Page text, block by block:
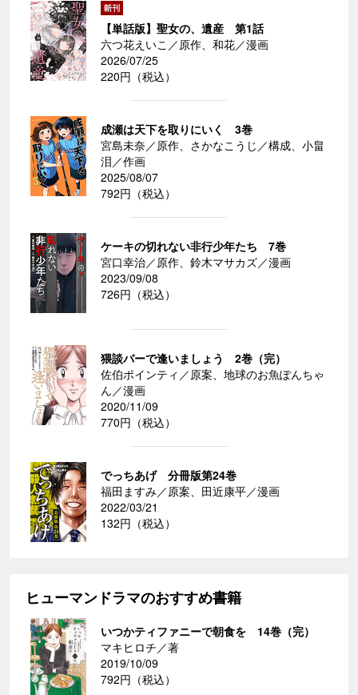
【単話版】聖女の、遺産 第1話
六つ花えいこ／原作、和花／漫画
2026/07/25
220円（税込）
成瀬は天下を取りにいく 3巻
宮島未奈／原作、さかなこうじ／構成、小畠
泪／作画
2025/08/07
792円（税込）
ケーキの切れない非行少年たち 7巻
宮口幸治／原作、鈴木マサカズ／漫画
2023/09/08
726円（税込）
猥談バーで逢いましょう 2巻（完）
佐伯ポインティ／原案、地球のお魚ぽんちゃ
ん／漫画
2020/11/09
770円（税込）
でっちあげ 分冊版第24巻
福田ますみ／原案、田近康平／漫画
2022/03/21
132円（税込）
ヒューマンドラマのおすすめ書籍
いつかティファニーで朝食を 14巻（完）
マキヒロチ／著
2019/10/09
792円（税込）